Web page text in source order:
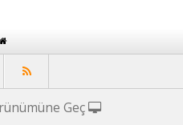
Geç